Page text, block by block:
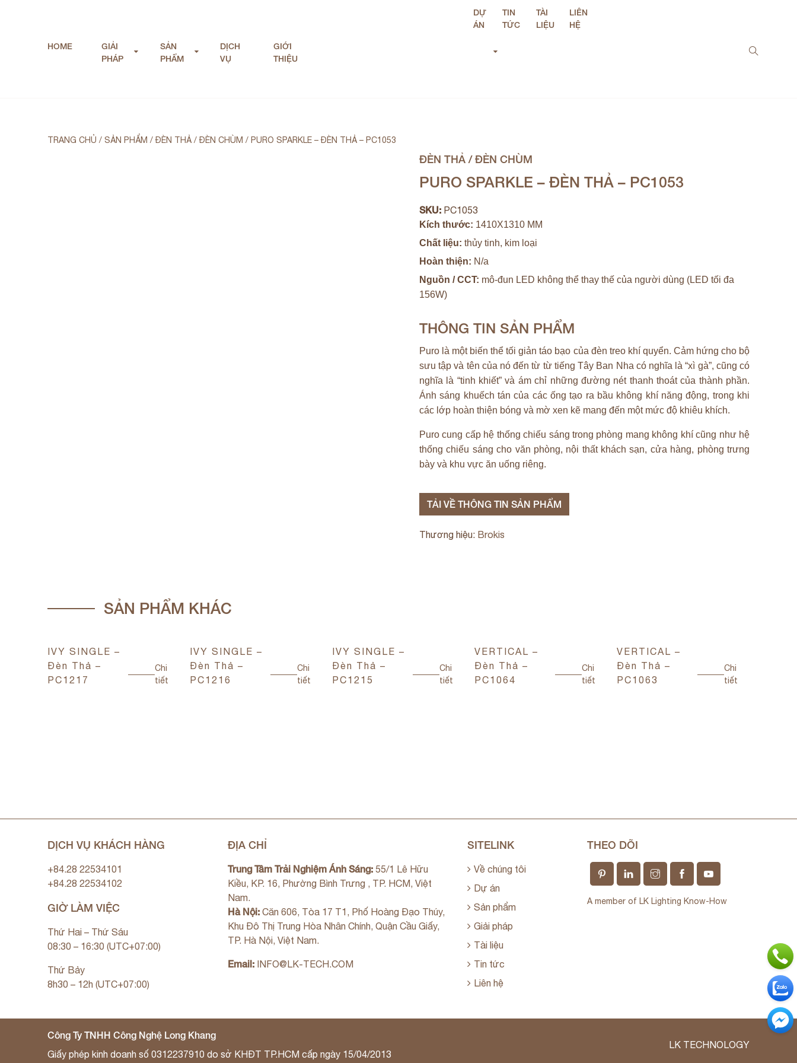
HOME
GIẢI
PHÁP
SẢN
PHẨM
DỊCH
VỤ
GIỚI
THIỆU
DỰ
ÁN
TIN
TỨC
TÀI
LIỆU
LIÊN
HỆ
TRANG CHỦ / SẢN PHẨM / ĐÈN THẢ / ĐÈN CHÙM / PURO SPARKLE – ĐÈN THẢ – PC1053
ĐÈN THẢ / ĐÈN CHÙM
PURO SPARKLE – ĐÈN THẢ – PC1053
SKU: PC1053
Kích thước: 1410X1310 MM
Chất liệu: thủy tinh, kim loại
Hoàn thiện: N/a
Nguồn / CCT: mô-đun LED không thể thay thế của người dùng (LED tối đa
156W)
THÔNG TIN SẢN PHẨM
Puro là một biến thể tối giản táo bạo của đèn treo khí quyển. Cảm hứng cho bộ
sưu tập và tên của nó đến từ từ tiếng Tây Ban Nha có nghĩa là “xì gà”, cũng có
nghĩa là “tinh khiết” và ám chỉ những đường nét thanh thoát của thành phần.
Ánh sáng khuếch tán của các ống tạo ra bầu không khí năng động, trong khi
các lớp hoàn thiện bóng và mờ xen kẽ mang đến một mức độ khiêu khích.
Puro cung cấp hệ thống chiếu sáng trong phòng mang không khí cũng như hệ
thống chiếu sáng cho văn phòng, nội thất khách sạn, cửa hàng, phòng trưng
bày và khu vực ăn uống riêng.
TẢI VỀ THÔNG TIN SẢN PHẨM
Thương hiệu: Brokis
SẢN PHẨM KHÁC
IVY SINGLE –
Đèn Thả –
PC1217
Chi
tiết
IVY SINGLE –
Đèn Thả –
PC1216
Chi
tiết
IVY SINGLE –
Đèn Thả –
PC1215
Chi
tiết
VERTICAL –
Đèn Thả –
PC1064
Chi
tiết
VERTICAL –
Đèn Thả –
PC1063
Chi
tiết
DỊCH VỤ KHÁCH HÀNG
+84.28 22534101
+84.28 22534102
GIỜ LÀM VIỆC
Thứ Hai – Thứ Sáu
08:30 – 16:30 (UTC+07:00)
Thứ Bảy
8h30 – 12h (UTC+07:00)
ĐỊA CHỈ
Trung Tâm Trải Nghiệm Ánh Sáng:55/1 Lê Hữu
Kiều, KP. 16, Phường Bình Trưng , TP. HCM, Việt
Nam.
Hà Nội:Căn 606, Tòa 17 T1, Phố Hoàng Đạo Thúy,
Khu Đô Thị Trung Hòa Nhân Chính, Quận Cầu Giấy,
TP. Hà Nội, Việt Nam.
Email:INFO@LK-TECH.COM
SITELINK
Về chúng tôi
Dự án
Sản phẩm
Giải pháp
Tài liệu
Tin tức
Liên hệ
THEO DÕI
A member of LK Lighting Know-How
Công Ty TNHH Công Nghệ Long Khang
Giấy phép kinh doanh số 0312237910 do sở KHĐT TP.HCM cấp ngày 15/04/2013
LK TECHNOLOGY